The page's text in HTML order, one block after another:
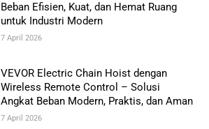
Beban Efisien, Kuat, dan Hemat Ruang
untuk Industri Modern
7 April 2026
VEVOR Electric Chain Hoist dengan
Wireless Remote Control – Solusi
Angkat Beban Modern, Praktis, dan Aman
7 April 2026